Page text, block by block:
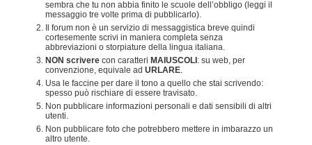
sembra che tu non abbia finito le scuole dell’obbligo (leggi il
messaggio tre volte prima di pubblicarlo).
Il forum non è un servizio di messaggistica breve quindi
cortesemente scrivi in maniera completa senza
abbreviazioni o storpiature della lingua italiana.
NON scrivere con caratteri MAIUSCOLI : su web, per
convenzione, equivale ad URLARE.
Usa le faccine per dare il tono a quello che stai scrivendo:
spesso può rischiare di essere travisato.
Non pubblicare informazioni personali e dati sensibili di altri
utenti.
Non pubblicare foto che potrebbero mettere in imbarazzo un
altro utente.